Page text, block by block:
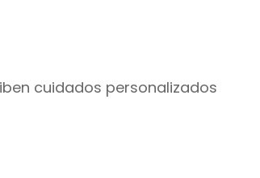
cuidados personalizados